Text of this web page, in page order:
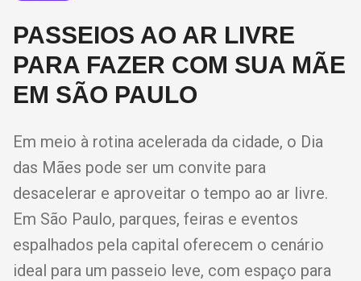
PASSEIOS AO AR LIVRE
PARA FAZER COM SUA MÃE
EM SÃO PAULO
Em meio à rotina acelerada da cidade, o Dia
das Mães pode ser um convite para
desacelerar e aproveitar o tempo ao ar livre.
Em São Paulo, parques, feiras e eventos
espalhados pela capital oferecem o cenário
ideal para um passeio leve, com espaço para